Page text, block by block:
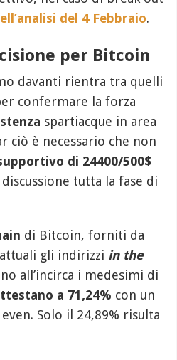
del 4 Febbraio.
per Bitcoin
davanti rientra tra quelli
confermare la forza
spartiacque in area
ciò è necessario che non
di 24400/500$
tutta la fase di
di Bitcoin, forniti da
gli indirizzi in the
all’incirca i medesimi di
a 71,24% con un
Solo il 24,89% risulta